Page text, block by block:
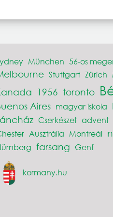
München 56-os
Stuttgart Zürich
1956 toronto
Aires magyar iskola
Cserkészet advent
Ausztrália Montreál
farsang Genf
kormany.hu